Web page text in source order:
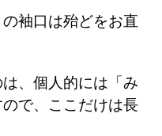
袖口は殆どをお直
、個人的には「み
で、ここだけは長